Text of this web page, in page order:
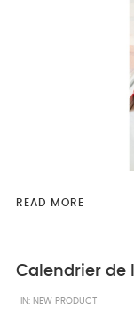
READ MORE
IN: NEW PRODUCT